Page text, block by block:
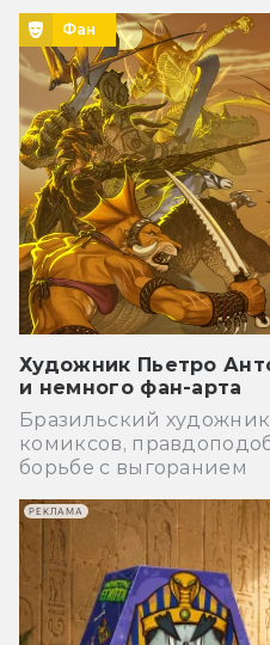
Фан
Художник Пьетро
и немного фан-арта
Бразильский
комиксов,
борьбе с выгоранием
РЕКЛАМА